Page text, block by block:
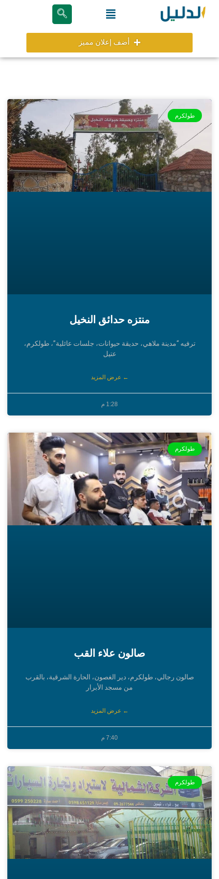
تخطي
Menu
أضف إعلان مميز
طولكرم
منتزه حدائق النخيل
ترفيه “مدينة ملاهي، حديقة حيوانات، جلسات عائلية”، طولكرم،
عتيل
← عرض المزيد
1:28 م
طولكرم
صالون علاء القب
صالون رجالي، طولكرم، دير الغصون، الحارة الشرقية، بالقرب
من مسجد الأبرار
← عرض المزيد
7:40 م
طولكرم